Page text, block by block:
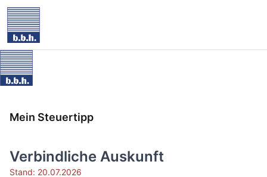
Mein Steuertipp
Verbindliche Auskunft
Stand: 20.07.2026